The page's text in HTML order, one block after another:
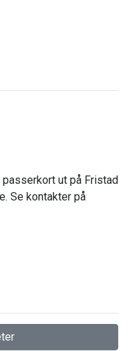
passerkort ut på Fristad
Se kontakter på